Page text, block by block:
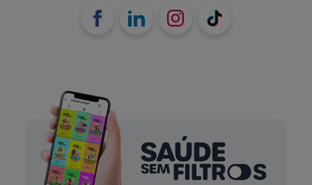
A Organização Mundial da Saúde, na CID-11
(Classificação Internacional de Doenças),
Distanciamento mental do trabalho;
Redução da eficácia profissional.
Burnout: sintomas emocionais e sintomas
físicos